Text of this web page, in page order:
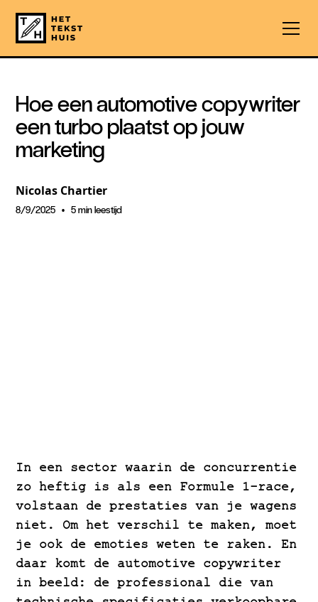
Hoe een automotive copywriter
een turbo plaatst op jouw
marketing
Nicolas Chartier
8/9/2025 • 5 min leestijd
In een sector waarin de concurrentie
zo heftig is als een Formule 1-race,
volstaan de prestaties van je wagens
niet. Om het verschil te maken, moet
je ook de emoties weten te raken. En
daar komt de automotive copywriter
in beeld: de professional die van